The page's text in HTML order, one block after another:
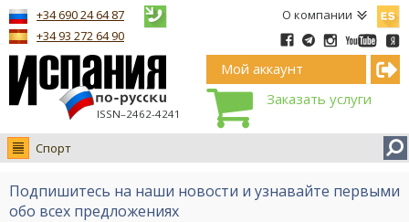
О компании
ISSN–2462-4241
+34 690 24 64 87
+34 93 272 64 90
Мой аккаунт
Заказать услуги
Спорт
Новости
Интервью
Подпишитесь на наши новости и узнавайте первыми
обо всех предложениях